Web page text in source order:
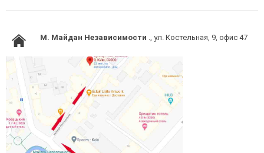
M. Майдан Независимости ., ул. Костельная, 9, офис 47